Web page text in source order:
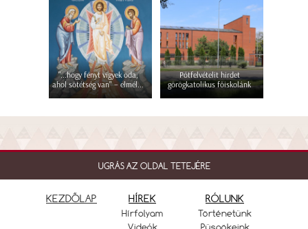
"...hogy fényt vigyek oda,
ahol sötétség van" – elmél...
Pótfelvételit hirdet
görögkatolikus főiskolánk
UGRÁS AZ OLDAL TETEJÉRE
KEZDŐLAP HÍREK
Hírfolyam
RÓLUNK
Történetünk